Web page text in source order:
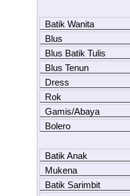
Batik Wanita
Blus
Blus Batik Tulis
Blus Tenun
Dress
Rok
Gamis/Abaya
Bolero
Batik Anak
Mukena
Batik Sarimbit